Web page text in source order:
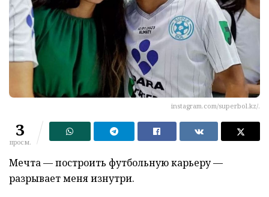
instagram.com/superbol.kz/.
3
просм.
Мечта — построить футбольную карьеру —
разрывает меня изнутри.